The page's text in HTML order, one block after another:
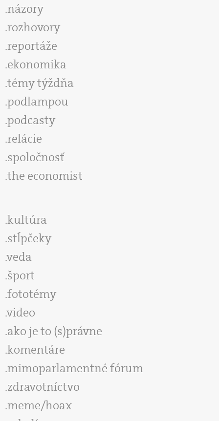
názory
rozhovory
reportáže
ekonomika
témy týždňa
podlampou
podcasty
relácie
spoločnosť
the economist
kultúra
stĺpčeky
veda
šport
fototémy
video
ako je to (s)právne
komentáre
mimoparlamentné fórum
zdravotníctvo
meme/hoax